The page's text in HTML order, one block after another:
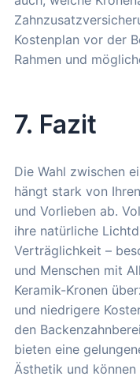
Kostenplan vor der
Rahmen und
7. Fazit
Die Wahl zwischen
hängt stark von
und Vorlieben ab.
ihre natürliche
Verträglichkeit –
und Menschen mit
Keramik-Kronen
und niedrigere
den
bieten eine
Ästhetik und können